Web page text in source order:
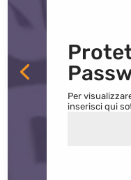
Per
inserisci qui